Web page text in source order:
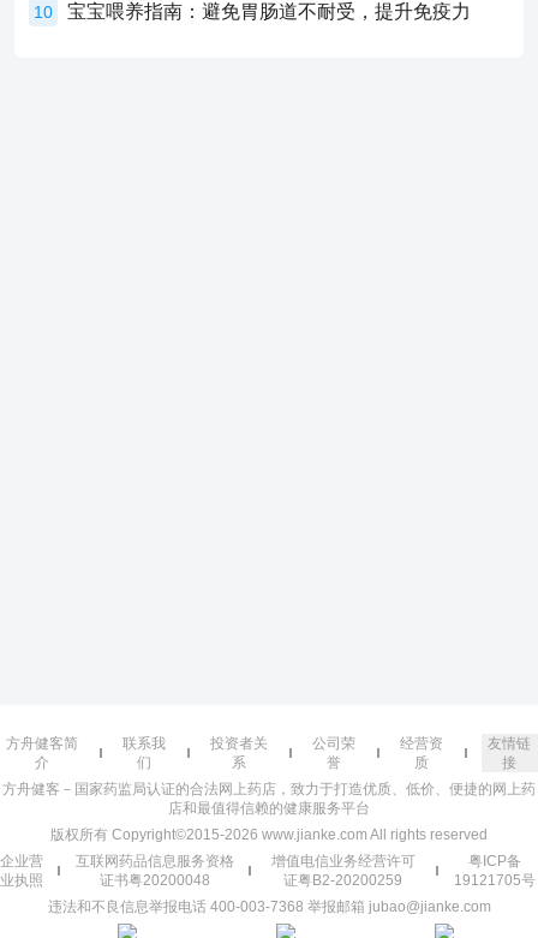
10 宝宝喂养指南：避免胃肠道不耐受，提升免疫力
方舟健客简
介
联系我
们
投资者关
系
公司荣
誉
经营资
质
友情链
接
方舟健客－国家药监局认证的合法网上药店，致力于打造优质、低价、便捷的网上药
店和最值得信赖的健康服务平台
版权所有 Copyright©2015-2026 www.jianke.com All rights reserved
企业营
业执照
互联网药品信息服务资格
证书粤20200048
增值电信业务经营许可
证粤B2-20200259
粤ICP备
19121705号
违法和不良信息举报电话 400-003-7368 举报邮箱 jubao@jianke.com